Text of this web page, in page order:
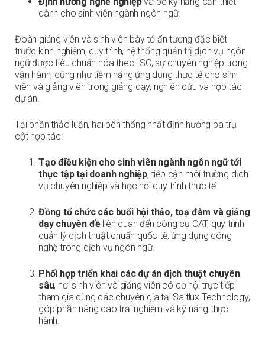
dành cho sinh viên ngành ngôn ngữ.
Đoàn giảng viên và sinh viên bày tỏ ấn tượng đặc biệt
trước kinh nghiệm, quy trình, hệ thống quản trị dịch vụ ngôn
ngữ được tiêu chuẩn hóa theo ISO, sự chuyên nghiệp trong
vận hành, cũng như tiềm năng ứng dụng thực tế cho sinh
viên và giảng viên trong giảng dạy, nghiên cứu và hợp tác
dự án.
Tại phần thảo luận, hai bên thống nhất định hướng ba trụ
cột hợp tác:
Tạo điều kiện cho sinh viên ngành ngôn ngữ tới
thực tập tại doanh nghiệp, tiếp cận môi trường dịch
vụ chuyên nghiệp và học hỏi quy trình thực tế.
Đồng tổ chức các buổi hội thảo, toạ đàm và giảng
dạy chuyên đềliên quan đến công cụ CAT, quy trình
quản lý dịch thuật chuẩn quốc tế, ứng dụng công
nghệ trong dịch vụ ngôn ngữ.
Phối hợp triển khai các dự án dịch thuật chuyên
sâu, nơi sinh viên và giảng viên có cơ hội trực tiếp
tham gia cùng các chuyên gia tại Saltlux Technology,
góp phần nâng cao trải nghiệm và kỹ năng thực
hành.